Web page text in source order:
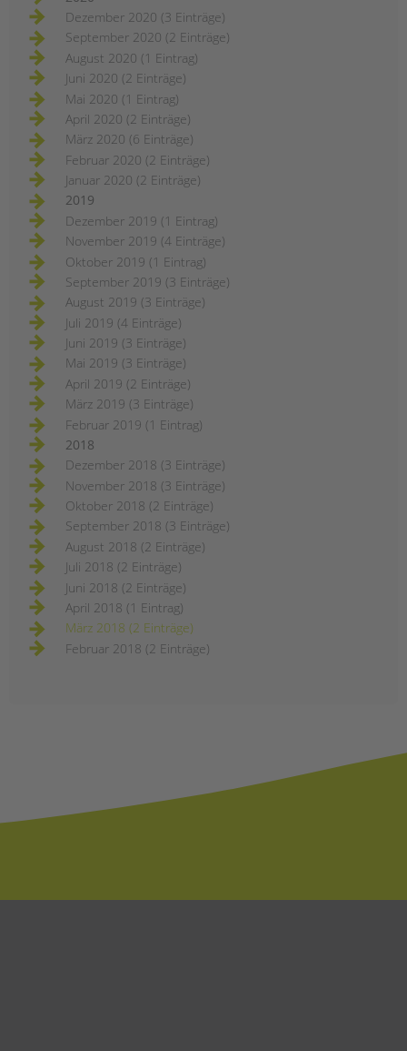
Dezember 2020 (3 Einträge)
September 2020 (2 Einträge)
August 2020 (1 Eintrag)
Juni 2020 (2 Einträge)
Mai 2020 (1 Eintrag)
April 2020 (2 Einträge)
März 2020 (6 Einträge)
Februar 2020 (2 Einträge)
Januar 2020 (2 Einträge)
2019
Dezember 2019 (1 Eintrag)
November 2019 (4 Einträge)
Oktober 2019 (1 Eintrag)
September 2019 (3 Einträge)
August 2019 (3 Einträge)
Juli 2019 (4 Einträge)
Juni 2019 (3 Einträge)
Mai 2019 (3 Einträge)
April 2019 (2 Einträge)
März 2019 (3 Einträge)
Februar 2019 (1 Eintrag)
2018
Dezember 2018 (3 Einträge)
November 2018 (3 Einträge)
Oktober 2018 (2 Einträge)
September 2018 (3 Einträge)
August 2018 (2 Einträge)
Juli 2018 (2 Einträge)
Juni 2018 (2 Einträge)
April 2018 (1 Eintrag)
März 2018 (2 Einträge)
Februar 2018 (2 Einträge)